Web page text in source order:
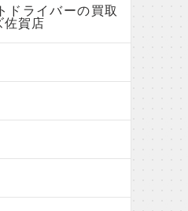
ドライバーの買取
佐賀店